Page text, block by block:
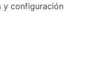
y configuración